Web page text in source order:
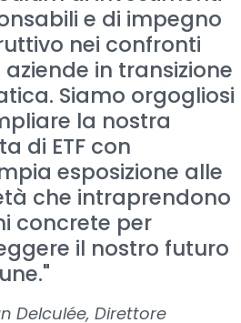
e di impegno
nei confronti
aziende in transizione
Siamo orgogliosi
la nostra
di ETF con
esposizione alle
che intraprendono
concrete per
il nostro futuro
Delculée, Direttore